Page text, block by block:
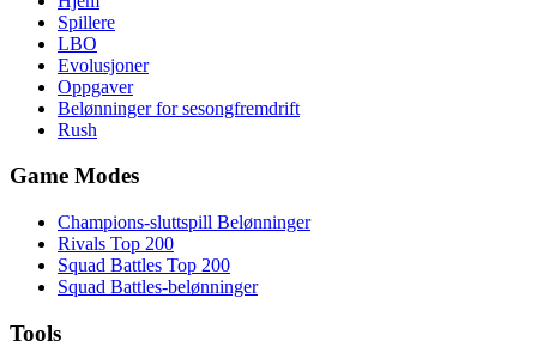
Spillere
LBO
Evolusjoner
Oppgaver
Belønninger for sesongfremdrift
Rush
Game Modes
Champions-sluttspill Belønninger
Rivals Top 200
Squad Battles Top 200
Squad Battles-belønninger
Tools